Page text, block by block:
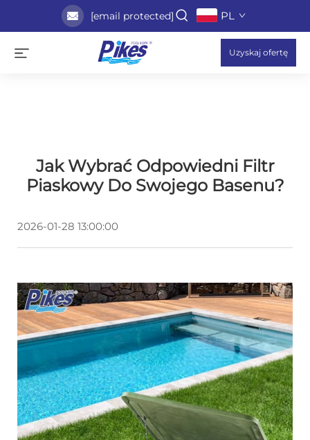
[email protected] PL
Uzyskaj ofertę
Jak Wybrać Odpowiedni Filtr
Piaskowy Do Swojego Basenu?
2026-01-28 13:00:00